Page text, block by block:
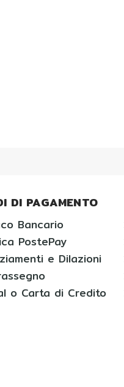
DI PAGAMENTO
Bancario
PostePay
e Dilazioni
o Carta di Credito